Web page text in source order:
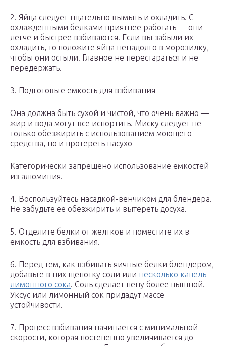
2. Яйца следует тщательно вымыть и охладить. С
охлажденными белками приятнее работать — они
легче и быстрее взбиваются. Если вы забыли их
охладить, то положите яйца ненадолго в морозилку,
чтобы они остыли. Главное не перестараться и не
передержать.
3. Подготовьте емкость для взбивания
Она должна быть сухой и чистой, что очень важно —
жир и вода могут все испортить. Миску следует не
только обезжирить с использованием моющего
средства, но и протереть насухо
Категорически запрещено использование емкостей
из алюминия.
4. Воспользуйтесь насадкой-венчиком для блендера.
Не забудьте ее обезжирить и вытереть досуха.
5. Отделите белки от желтков и поместите их в
емкость для взбивания.
6. Перед тем, как взбивать яичные белки блендером,
добавьте в них щепотку соли или несколько капель
лимонного сока. Соль сделает пену более пышной.
Уксус или лимонный сок придадут массе
устойчивости.
7. Процесс взбивания начинается с минимальной
скорости, которая постепенно увеличивается до